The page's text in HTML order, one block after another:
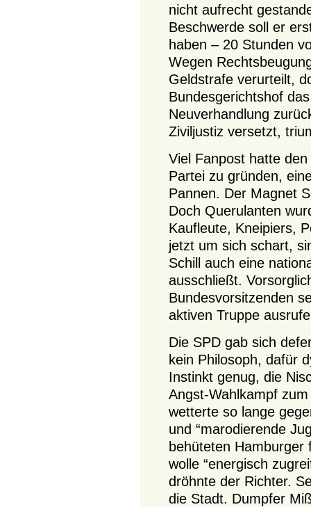
nicht aufrecht
Beschwerde soll er
haben – 20 Stunden
Wegen
Geldstrafe verurteilt,
Bundesgerichtshof
Neuverhandlung
Ziviljustiz versetzt,
Viel Fanpost hatte
Partei zu gründen,
Pannen. Der Magnet
Doch Querulanten
Kaufleute, Kneipiers,
jetzt um sich schart,
Schill auch eine
ausschließt.
Bundesvorsitzenden
aktiven Truppe
Die SPD gab sich
kein Philosoph, dafür
Instinkt genug, die
Angst-Wahlkampf
wetterte so lange
und “marodierende
behüteten
wolle “energisch
dröhnte der Richter.
die Stadt. Dumpfer